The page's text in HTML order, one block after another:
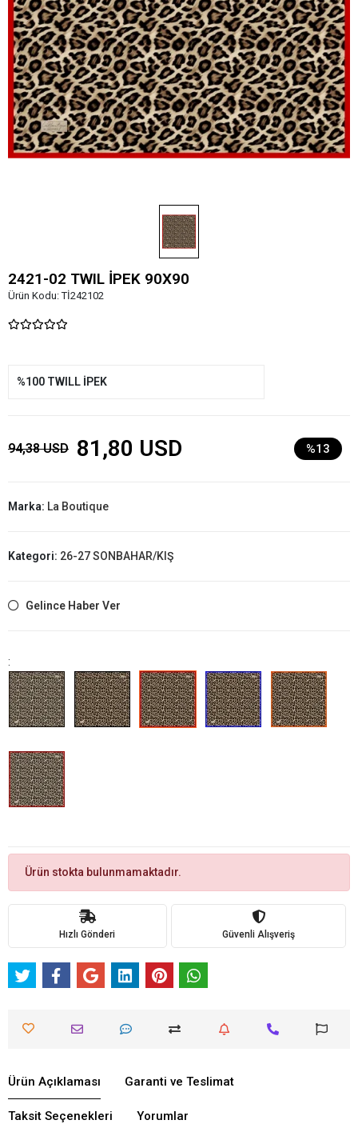
2421-02 TWIL İPEK 90X90
Ürün Kodu:Tİ242102
%100 TWILL İPEK
94,38 USD 81,80 USD %13
Marka: La Boutique
Kategori: 26-27 SONBAHAR/KIŞ
Gelince Haber Ver
:
Ürün stokta bulunmamaktadır.
Hızlı Gönderi Güvenli Alışveriş
Ürün Açıklaması Garanti ve Teslimat
Taksit Seçenekleri Yorumlar